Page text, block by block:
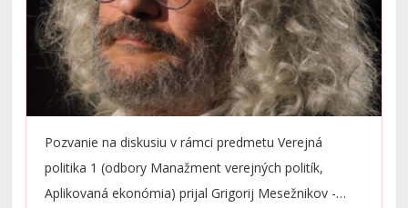
Pozvanie na diskusiu v rámci predmetu Verejná
politika 1 (odbory Manažment verejných politík,
Aplikovaná ekonómia) prijal Grigorij Mesežnikov -